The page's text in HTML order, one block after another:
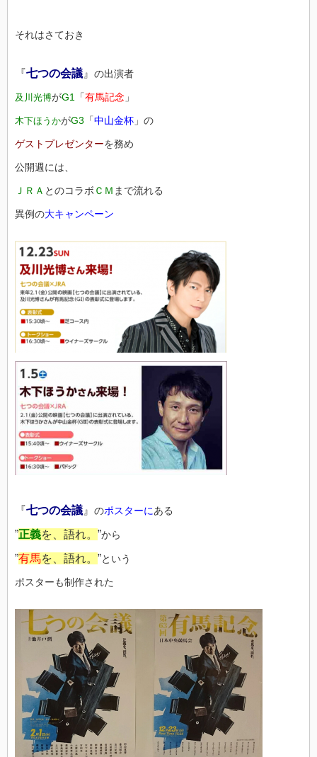
それはさておき
『七つの会議 』 の出演者
及川光博がG1 「有馬記念 」
木下ほうかがG3 「中山金杯 」の
ゲストプレゼンターを務め
公開週には、
ＪＲＡ とのコラボ ＣＭ まで流れる
異例の大キャンペーン
『七つの会議 』 のポスターにある
”正義を、語れ。 ”から
”有馬を、語れ。 ”という
ポスターも制作された